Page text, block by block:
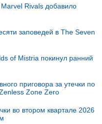
Rivals добавило
заповедей в The Seven
of Mistria покинул ранний
приговора за утечки по
Zone Zero
во втором квартале 2026